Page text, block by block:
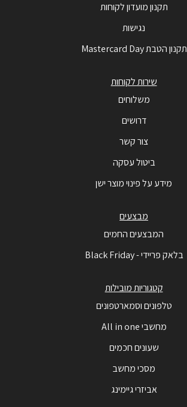
תקנון מועדון לקוחות
נגישות
תקנון הטבת Mastercard Day
שירות לקוחות
משלוחים
דרושים
צור קשר
ביטול עסקה
מידע על פינוי מוצר ישן
מבצעים
המבצעים החמים
בלאק פריידי - Black Friday
קטגוריות מובילות
טלפונים וסמארטפונים
מחשבי All in one
שעונים חכמים
מסכי מחשב
אביזרי גיימינג